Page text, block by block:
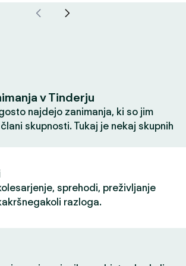
v Tinderju
najdejo zanimanja, ki so jim
skupnosti. Tukaj je nekaj skupnih
sprehodi, preživljanje
razloga.